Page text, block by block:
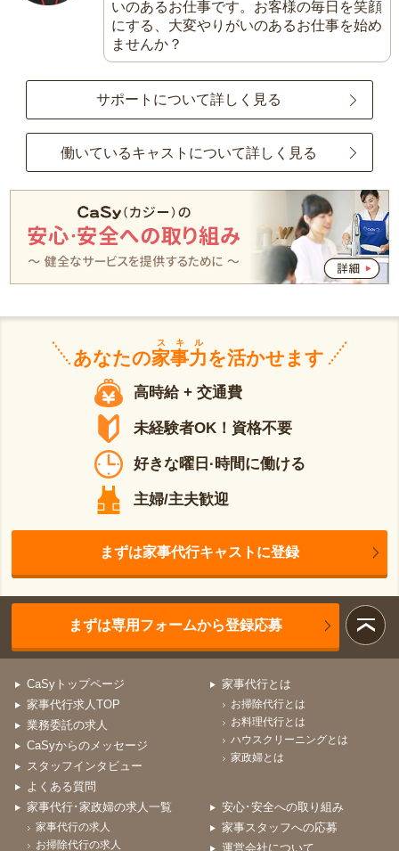
いのあるお仕事です。お客様の毎日を笑顔
にする、大変やりがいのあるお仕事を始め
ませんか？
サポートについて詳しく見る
働いているキャストについて詳しく見る
あなたの家事力
スキル
を活かせます
高時給 + 交通費
未経験者OK！資格不要
好きな曜日·時間に働ける
主婦/主夫歓迎
まずは家事代行キャストに登録
まずは専用フォームから登録応募
CaSyトップページ
家事代行求人TOP
業務委託の求人
CaSyからのメッセージ
スタッフインタビュー
よくある質問
家事代行とは
お掃除代行とは
お料理代行とは
ハウスクリーニングとは
家政婦とは
家事代行･家政婦の求人一覧
家事代行の求人
お掃除代行の求人
安心･安全への取り組み
家事スタッフへの応募
運営会社について